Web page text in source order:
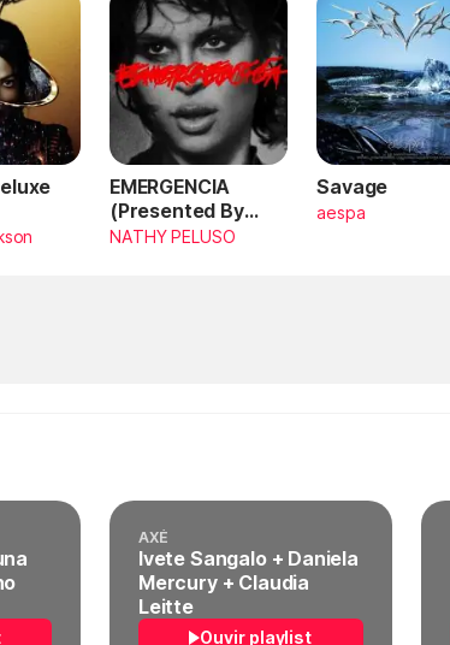
EMERGENCIA
(Presented By
PlayStation,
NATHY PELUSO
Savage
aespa
AXÉ
Ivete Sangalo + Daniela
Mercury + Claudia
Leitte
Ouvir playlist